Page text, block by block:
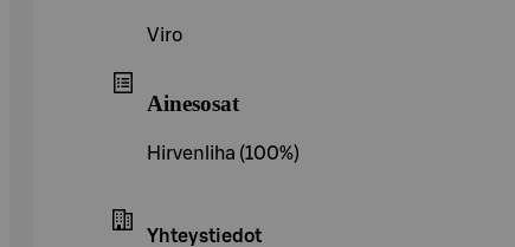
Viro
Ainesosat
Hirvenliha (100%)
Yhteystiedot